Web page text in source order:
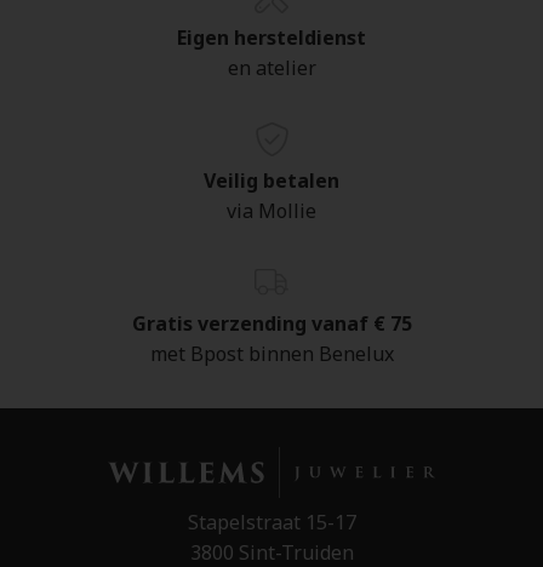
Eigen hersteldienst
en atelier
Veilig betalen
via Mollie
Gratis verzending vanaf € 75
met Bpost binnen Benelux
Stapelstraat 15-17
3800 Sint-Truiden